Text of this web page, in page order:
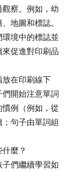
察。例如，幼
地圖和標誌。
境中的標誌並
促進對印刷品
在印刷線下
開始注意單詞
例（例如，從
句子由單詞組
麼？
們繼續學習如